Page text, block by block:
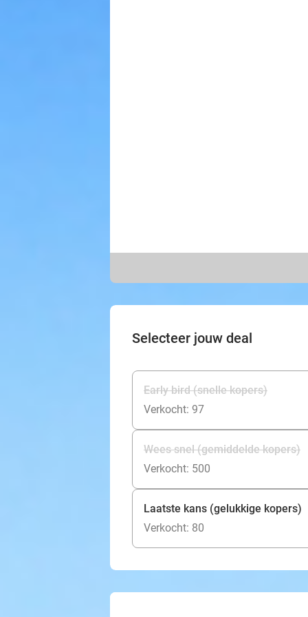
Selecteer jouw deal
Early bird (snelle kopers)
Verkocht: 97
Wees snel (gemiddelde kopers)
Verkocht: 500
Laatste kans (gelukkige kopers)
Verkocht: 80